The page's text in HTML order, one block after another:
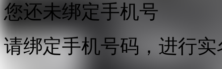
您还未绑定手机号
请绑定手机号码，进行